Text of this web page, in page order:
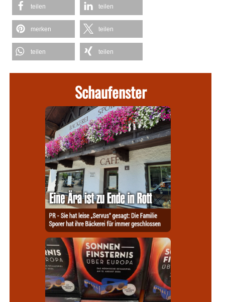
teilen teilen
merken teilen
teilen teilen
Schaufenster